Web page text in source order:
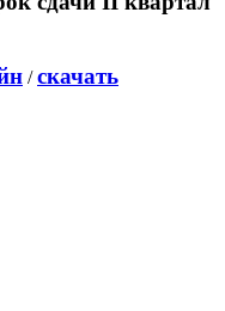
/скачать